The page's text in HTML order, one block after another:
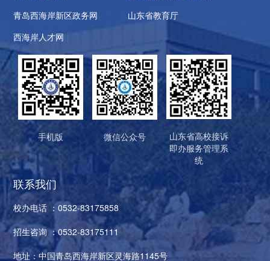
青岛西海岸新区政务网
山东省教育厅
西海岸人才网
手机版 微信公众号
山东省高校接诉
即办服务管理系
统
联系我们
校办电话 ：0532-83175858
招生咨询 ：0532-83175111
地址：中国青岛西海岸新区灵海路1145号